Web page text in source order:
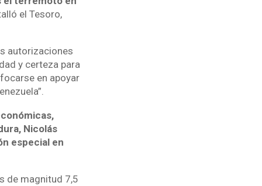
el Tesoro,
autorizaciones
y certeza para
en apoyar
Nicolás
especial en
de magnitud 7,5